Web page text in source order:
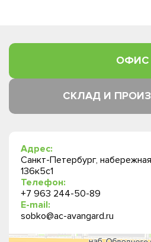
ОФИС
СКЛАД И
Адрес:
Санкт-Петербург,
136к5с1
Телефон:
+7 963 244-50-89
E-mail:
sobko@ac-avangard.ru